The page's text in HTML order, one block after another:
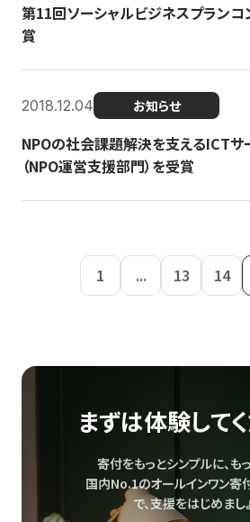
第11回ソーシャルビジネスプランコ
賞
2018.12.04 お知らせ
NPOの社会課題解決を支えるICTサ
（NPO運営支援部門）を受賞
1 ... 13 14
まずは体験して
寄付をもっとシンプルに、も
国内No.1のオールインワン寄
で、支援をはじめまし